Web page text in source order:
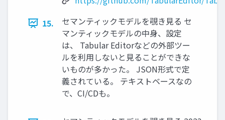
15.
セマンティックモデルを覗き見る セ
マンティックモデルの中身、設定
は、 Tabular Editorなどの外部ツー
ルを利用しないと見ることができな
いものが多かった。 JSON形式で定
義されている。 テキストベースなの
で、CI/CDも。